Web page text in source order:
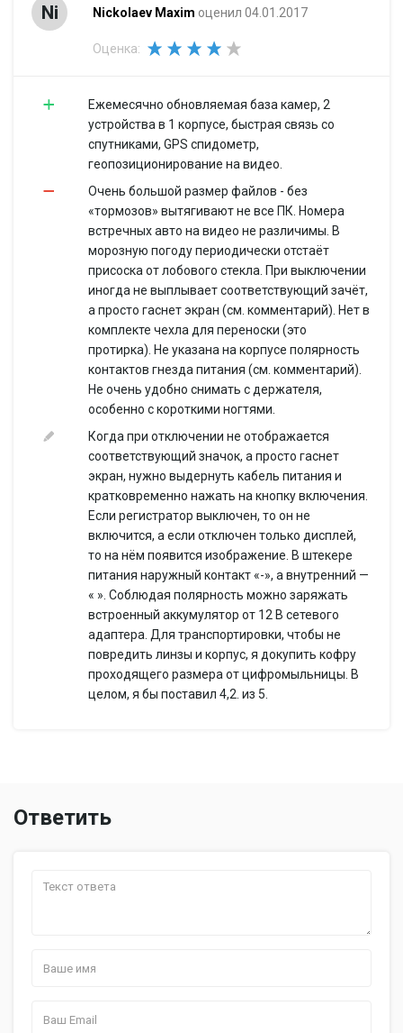
Угол обзора
120° (по диагонали)
Режимы
автостарт записи
Формат записи
AVI
от аккумулятора, от бортовой
сети автомобиля
аккумулятора
аккумулятора
520 мАч
Хранение данных
Встроенная память
128 Мб
Поддержка карт
microSD (microSDHC) до 32 Гб
Форматирование
карты памяти
есть
Дополнительно
Особенности
крепление на присоске,
голосовые подсказки, радар-
детектор
температура
-20 - +70 °C
420 г
Дополнительная
определение радарных сигналов
в диапазонах – Х, К, Ка, сигналов
лазерных измерителей, сигналов
комплекса Стрелка, Робот,
Автодория, Кречет, Крис, Арена
Ni Nickolaev Maxim оценил 04.01.2017
Оценка:
Ежемесячно обновляемая база камер, 2
устройства в 1 корпусе, быстрая связь со
спутниками, GPS спидометр,
геопозиционирование на видео.
Очень большой размер файлов - без
«тормозов» вытягивают не все ПК. Номера
встречных авто на видео не различимы. В
морозную погоду периодически отстаёт
присоска от лобового стекла. При выключении
иногда не выплывает соответствующий зачёт,
а просто гаснет экран (см. комментарий). Нет в
комплекте чехла для переноски (это
протирка). Не указана на корпусе полярность
контактов гнезда питания (см. комментарий).
Не очень удобно снимать с держателя,
особенно с короткими ногтями.
Когда при отключении не отображается
соответствующий значок, а просто гаснет
экран, нужно выдернуть кабель питания и
кратковременно нажать на кнопку включения.
Если регистратор выключен, то он не
включится, а если отключен только дисплей,
то на нём появится изображение. В штекере
питания наружный контакт «-», а внутренний —
« ». Соблюдая полярность можно заряжать
встроенный аккумулятор от 12 В сетевого
адаптера. Для транспортировки, чтобы не
повредить линзы и корпус, я докупить кофру
проходящего размера от цифромыльницы. В
целом, я бы поставил 4,2. из 5.
Ответить